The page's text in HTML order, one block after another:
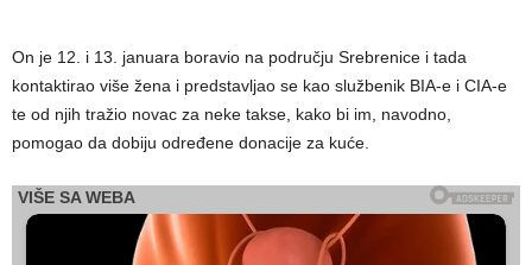
On je 12. i 13. januara boravio na području Srebrenice i tada
kontaktirao više žena i predstavljao se kao službenik BIA-e i CIA-e
te od njih tražio novac za neke takse, kako bi im, navodno,
pomogao da dobiju određene donacije za kuće.